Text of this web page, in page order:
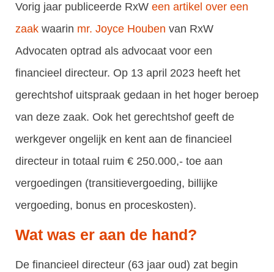
Vorig jaar publiceerde RxW een artikel over een
zaak waarin mr. Joyce Houben van RxW
Advocaten optrad als advocaat voor een
financieel directeur. Op 13 april 2023 heeft het
gerechtshof uitspraak gedaan in het hoger beroep
van deze zaak. Ook het gerechtshof geeft de
werkgever ongelijk en kent aan de financieel
directeur in totaal ruim € 250.000,- toe aan
vergoedingen (transitievergoeding, billijke
vergoeding, bonus en proceskosten).
Wat was er aan de hand?
De financieel directeur (63 jaar oud) zat begin